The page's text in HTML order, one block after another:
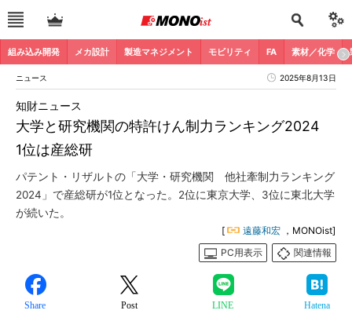
組み込み開発 メカ設計 製造マネジメント モビリティ FA 素材／化学
ニュース 2025年8月13日
大学と研究機関の特許けん制力ランキング2024
1位は産総研
知財ニュース
パテント・リザルトの「大学・研究機関 他社牽制力ランキング
2024」で産総研が1位となった。2位に東京大学、3位に東北大学
が続いた。
[ 遠藤和宏 ，MONOist]
PC用表示
関連情報
Share Post LINE Hatena